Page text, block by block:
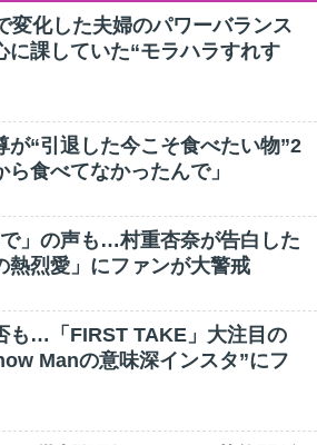
変化した夫婦のパワーバランス
課していた“モラハラすれす
が“引退した今こそ食べたい物”2
食べてなかったんで」
で」の声も…村重杏奈が告白した
熱烈愛」にファンが大警戒
も…「FIRST TAKE」大注目の
Manの意味深インスタ”にフ